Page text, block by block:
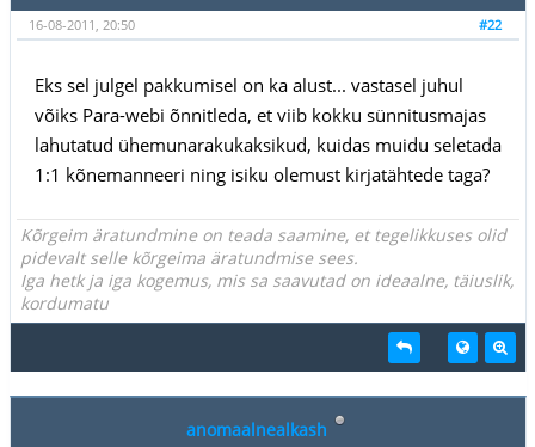
#22
16-08-2011, 20:50
Eks sel julgel pakkumisel on ka alust... vastasel juhul
võiks Para-webi õnnitleda, et viib kokku sünnitusmajas
lahutatud ühemunarakukaksikud, kuidas muidu seletada
1:1 kõnemanneeri ning isiku olemust kirjatähtede taga?
Kõrgeim äratundmine on teada saamine, et tegelikkuses olid
pidevalt selle kõrgeima äratundmise sees.
Iga hetk ja iga kogemus, mis sa saavutad on ideaalne, täiuslik,
kordumatu
anomaalnealkash